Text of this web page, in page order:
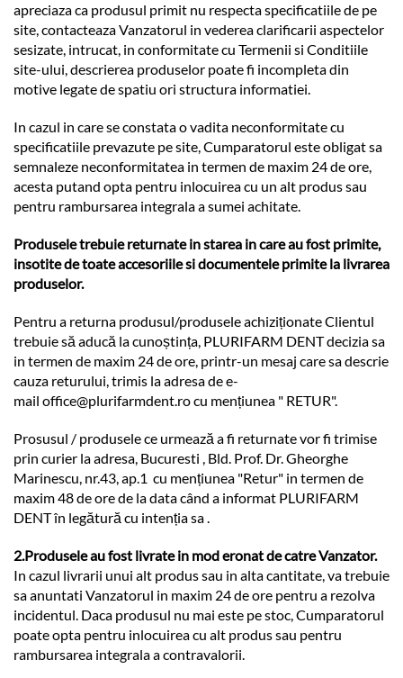
apreciaza ca produsul primit nu respecta specificatiile de pe
site, contacteaza Vanzatorul in vederea clarificarii aspectelor
sesizate, intrucat, in conformitate cu Termenii si Conditiile
site-ului, descrierea produselor poate fi incompleta din
motive legate de spatiu ori structura informatiei.
In cazul in care se constata o vadita neconformitate cu
specificatiile prevazute pe site, Cumparatorul este obligat sa
semnaleze neconformitatea in termen de maxim 24 de ore,
acesta putand opta pentru inlocuirea cu un alt produs sau
pentru rambursarea integrala a sumei achitate.
Produsele trebuie returnate in starea in care au fost primite,
insotite de toate accesoriile si documentele primite la livrarea
produselor.
Pentru a returna produsul/produsele achiziționate Clientul
trebuie să aducă la cunoștința, PLURIFARM DENT decizia sa
in termen de maxim 24 de ore, printr-un mesaj care sa descrie
cauza returului, trimis la adresa de e-
mail office@plurifarmdent.rocu mențiunea " RETUR".
Prosusul / produsele ce urmează a fi returnate vor fi trimise
prin curier la adresa, Bucuresti , Bld. Prof. Dr. Gheorghe
Marinescu, nr.43, ap.1 cu mențiunea "Retur" in termen de
maxim 48 de ore de la data când a informat PLURIFARM
DENT în legătură cu intenția sa .
2.Produsele au fost livrate in mod eronat de catre Vanzator.
In cazul livrarii unui alt produs sau in alta cantitate, va trebuie
sa anuntati Vanzatorul in maxim 24 de ore pentru a rezolva
incidentul. Daca produsul nu mai este pe stoc, Cumparatorul
poate opta pentru inlocuirea cu alt produs sau pentru
rambursarea integrala a contravalorii.